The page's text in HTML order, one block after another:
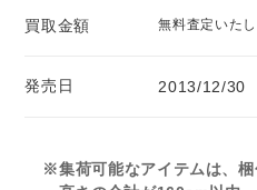
買取金額 無料査定いた
発売日 2013/12/30
※集荷可能なアイテムは、梱